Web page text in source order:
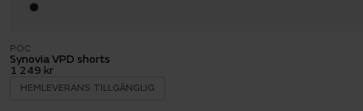
POC
Synovia VPD shorts
1 249 kr
HEMLEVERANS TILLGÄNGLIG